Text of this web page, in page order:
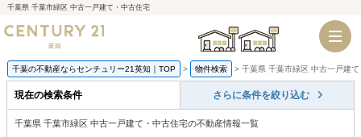
千葉県 千葉市緑区 中古一戸建て・中古住宅
千葉店 船橋店
千葉の不動産ならセンチュリー21英知｜TOP 物件検索 千葉県 千葉市緑区 中古一戸建
現在の検索条件 さらに条件を絞り込む
千葉県 千葉市緑区 中古一戸建て・中古住宅の不動産情報一覧